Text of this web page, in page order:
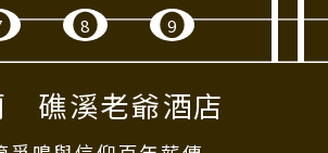
8 9
礁溪老爺酒店